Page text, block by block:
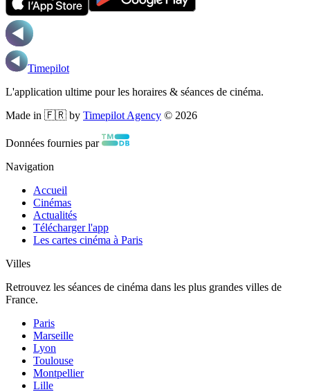
Timepilot
L'application ultime pour les horaires & séances de cinéma.
Made in 🇫🇷 by Timepilot Agency © 2026
Données fournies par
Navigation
Accueil
Cinémas
Actualités
Télécharger l'app
Les cartes cinéma à Paris
Villes
Retrouvez les séances de cinéma dans les plus grandes villes de
France.
Paris
Marseille
Lyon
Toulouse
Montpellier
Lille